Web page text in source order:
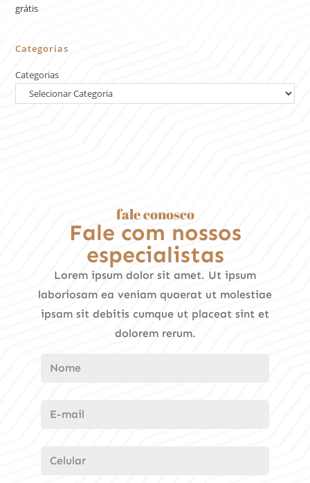
grátis
Categorias
Categorias
fale conosco
Fale com nossos
especialistas
Lorem ipsum dolor sit amet. Ut ipsum
laboriosam ea veniam quaerat ut molestiae
ipsam sit debitis cumque ut placeat sint et
dolorem rerum.